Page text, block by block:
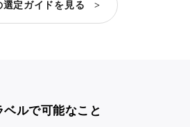
選定ガイドを見る >
ベルで可能なこと